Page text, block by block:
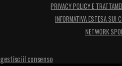
PRIVACY POLICY E
INFORMATIVA ESTESA SUI
NETWORK
gestisci il consenso